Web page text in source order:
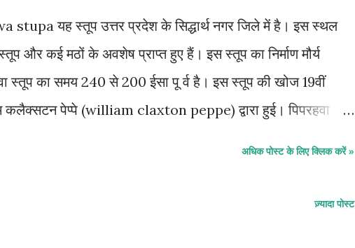
10-भारतीय प्र...
stupa यह स्तूप उत्तर प्रदेश के सिद्धार्थ नगर जिले में है। इस स्थल
और कई मठों के अवशेष प्राप्त हुए हैं। इस स्तूप का निर्माण मौर्य
स्तूप का समय 240 से 200 ईसा पू र्व है। इस स्तूप की खोज 19वीं
कलैक्सटन पेप्पे (william claxton peppe) द्वारा हुई। पिपरहवा
अधिक पोस्ट के लिए क्लिक करें »
ज़्यादा पोस्ट